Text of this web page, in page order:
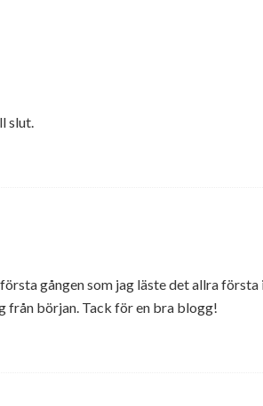
slut.
gången som jag läste det allra
från början. Tack för en bra blogg!